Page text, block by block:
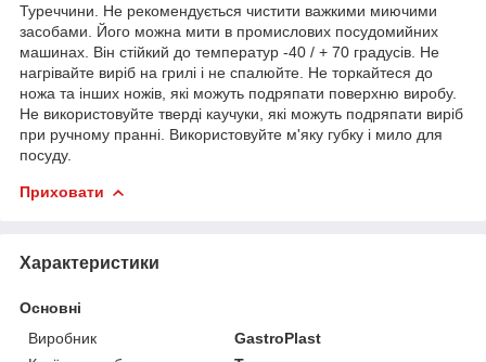
Туреччини. Не рекомендується чистити важкими миючими
засобами. Його можна мити в промислових посудомийних
машинах. Він стійкий до температур -40 / + 70 градусів. Не
нагрівайте виріб на грилі і не спалюйте. Не торкайтеся до
ножа та інших ножів, які можуть подряпати поверхню виробу.
Не використовуйте тверді каучуки, які можуть подряпати виріб
при ручному пранні. Використовуйте м'яку губку і мило для
посуду.
Приховати
Характеристики
Основні
Виробник
GastroPlast